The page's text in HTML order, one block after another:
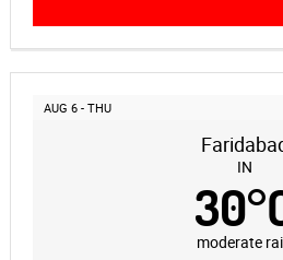
AUG 6 - THU
IN
30°
moderate